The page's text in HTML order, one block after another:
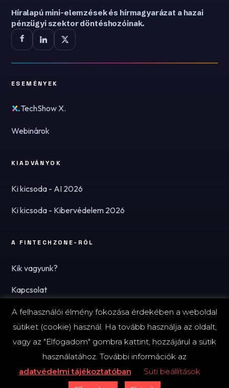
Híralapú mini-elemzések és hírmagyarázat a hazai
pénzügyi szektor döntéshozóinak.
ESEMÉNYEK
TechShow X.
Webinárok
KIADVÁNYOK
Ki kicsoda - AI 2026
Ki kicsoda - Kibervédelem 2026
A FINTECHZONE-RÓL
Kik vagyunk?
Kapcsolat
Hírlevél
© 2026 FinTechZone.hu - A FinTech Group Kft.
Adatvédelmi tájékoztató (PDF)Süti-beállítások
A felhasználói élmény fokozása érdekében a weboldal
sütiket (cookie) használ. Ha tovább használja az oldalt,
vagy az "Elfogadom" gombra kattint, hozzájárul a sütik
használatához. További információk az
adatvédelmi tájékoztatóban
Süti beállítások